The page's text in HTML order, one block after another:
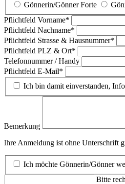
Gönnerin/Gönner Forte
Pflichtfeld Vorname*
Pflichtfeld Nachname*
Pflichtfeld Strasse & Hausnummer*
Pflichtfeld PLZ & Ort*
Telefonnummer / Handy
Pflichtfeld E-Mail*
Ich bin damit einverstanden,
Bemerkung
Ihre Anmeldung ist ohne Unterschrift
Ich möchte Gönnerin/Gönner
Bitte